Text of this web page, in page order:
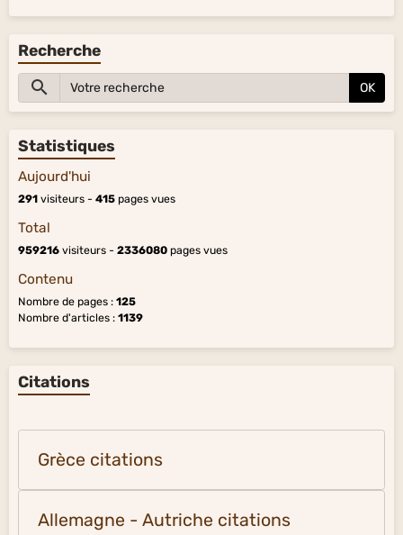
Recherche
OK
Statistiques
Aujourd'hui
291 visiteurs - 415 pages vues
Total
959216 visiteurs - 2336080 pages vues
Contenu
Nombre de pages : 125
Nombre d'articles : 1139
Citations
Grèce citations
Allemagne - Autriche citations